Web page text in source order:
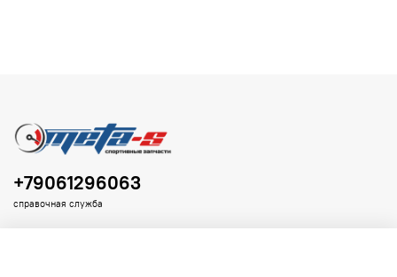
+79061296063
справочная служба